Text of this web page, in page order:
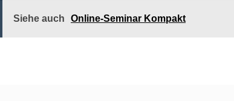
Siehe auch Online-Seminar Kompakt